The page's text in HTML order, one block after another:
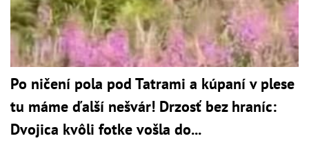
Po ničení pola pod Tatrami a kúpaní v plese
tu máme ďalší nešvár! Drzosť bez hraníc:
Dvojica kvôli fotke vošla do...